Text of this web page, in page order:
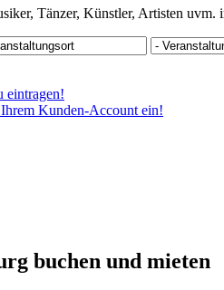
Tänzer, Künstler, Artisten uvm.
eintragen!
Kunden-Account ein!
buchen und mieten